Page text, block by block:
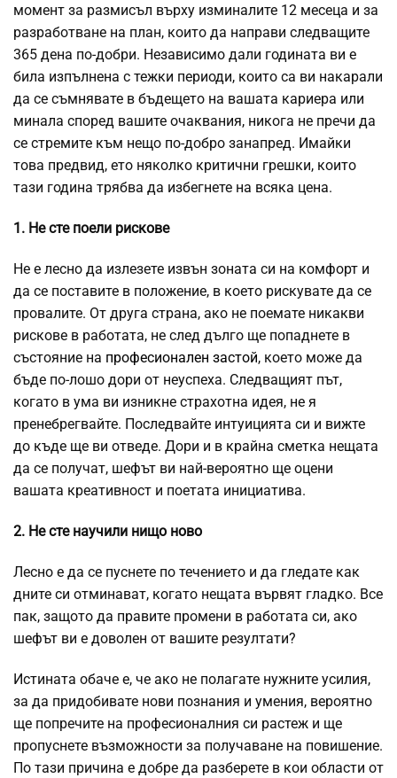
момент за размисъл върху изминалите 12 месеца и за
разработване на план, които да направи следващите
365 дена по-добри. Независимо дали годината ви е
била изпълнена с тежки периоди, които са ви накарали
да се съмнявате в бъдещето на вашата кариера или
минала според вашите очаквания, никога не пречи да
се стремите към нещо по-добро занапред. Имайки
това предвид, ето няколко критични грешки, които
тази година трябва да избегнете на всяка цена.
1. Не сте поели рискове
Не е лесно да излезете извън зоната си на комфорт и
да се поставите в положение, в което рискувате да се
провалите. От друга страна, ако не поемате никакви
рискове в работата, не след дълго ще попаднете в
състояние на професионален застой, което може да
бъде по-лошо дори от неуспеха. Следващият път,
когато в ума ви изникне страхотна идея, не я
пренебрегвайте. Последвайте интуицията си и вижте
до къде ще ви отведе. Дори и в крайна сметка нещата
да се получат, шефът ви най-вероятно ще оцени
вашата креативност и поетата инициатива.
2. Не сте научили нищо ново
Лесно е да се пуснете по течението и да гледате как
дните си отминават, когато нещата вървят гладко. Все
пак, защото да правите промени в работата си, ако
шефът ви е доволен от вашите резултати?
Истината обаче е, че ако не полагате нужните усилия,
за да придобивате нови познания и умения, вероятно
ще попречите на професионалния си растеж и ще
пропуснете възможности за получаване на повишение.
По тази причина е добре да разберете в кои области от